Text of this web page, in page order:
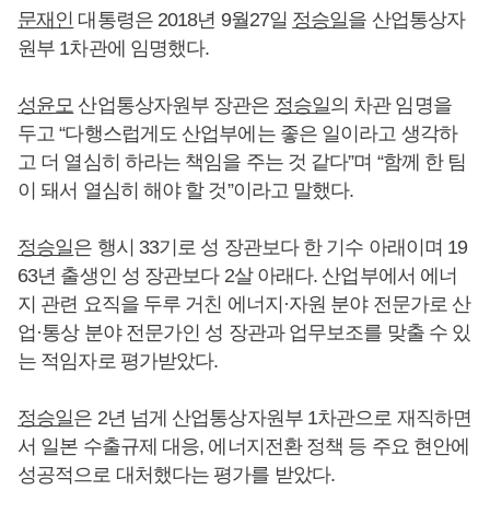
문재인 대통령은 2018년 9월27일 정승일을 산업통상자
원부 1차관에 임명했다.
성윤모 산업통상자원부 장관은 정승일의 차관 임명을
두고 “다행스럽게도 산업부에는 좋은 일이라고 생각하
고 더 열심히 하라는 책임을 주는 것 같다”며 “함께 한 팀
이 돼서 열심히 해야 할 것”이라고 말했다.
정승일은 행시 33기로 성 장관보다 한 기수 아래이며 19
63년 출생인 성 장관보다 2살 아래다. 산업부에서 에너
지 관련 요직을 두루 거친 에너지·자원 분야 전문가로 산
업·통상 분야 전문가인 성 장관과 업무보조를 맞출 수 있
는 적임자로 평가받았다.
정승일은 2년 넘게 산업통상자원부 1차관으로 재직하면
서 일본 수출규제 대응, 에너지전환 정책 등 주요 현안에
성공적으로 대처했다는 평가를 받았다.